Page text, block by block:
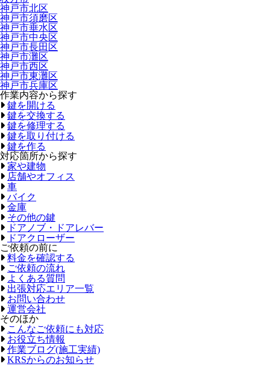
神戸市北区
神戸市須磨区
神戸市垂水区
神戸市中央区
神戸市長田区
神戸市灘区
神戸市西区
神戸市東灘区
神戸市兵庫区
作業内容から探す
鍵を開ける
鍵を交換する
鍵を修理する
鍵を取り付ける
鍵を作る
対応箇所から探す
家や建物
店舗やオフィス
車
バイク
金庫
その他の鍵
ドアノブ・ドアレバー
ドアクローザー
ご依頼の前に
料金を確認する
ご依頼の流れ
よくある質問
出張対応エリア一覧
お問い合わせ
運営会社
そのほか
こんなご依頼にも対応
お役立ち情報
作業ブログ(施工実績)
KRSからのお知らせ